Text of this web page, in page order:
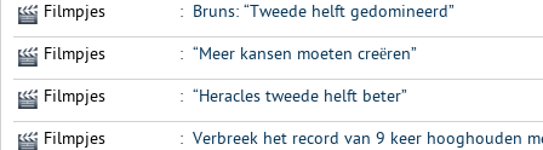
Filmpjes : Bruns: “Tweede helft gedomineerd”
Filmpjes : “Meer kansen moeten creëren”
Filmpjes : “Heracles tweede helft beter”
Filmpjes : Verbreek het record van 9 keer hooghouden